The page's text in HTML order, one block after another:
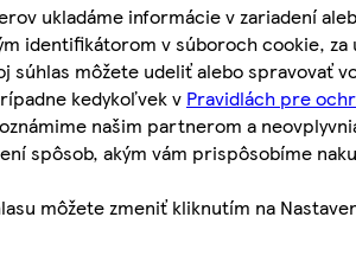
ukladáme informácie v zariadení
identifikátorom v súboroch cookie,
súhlas môžete udeliť alebo spravovať
kedykoľvek v Pravidlách pre
našim partnerom a
spôsob, akým vám prispôsobíme
môžete zmeniť kliknutím na